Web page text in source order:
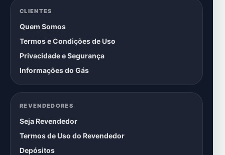
CLIENTES
Quem Somos
Termos e Condições de Uso
Privacidade e Segurança
Informações do Gás
REVENDEDORES
Seja Revendedor
Termos de Uso do Revendedor
Depósitos